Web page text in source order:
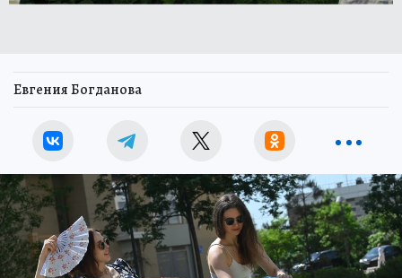
Евгения Богданова